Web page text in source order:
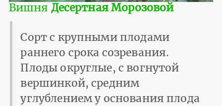
Вишня Десертная Морозовой
Сорт с крупными плодами
раннего срока созревания.
Плоды округлые, с вогнутой
вершинкой, средним
углублением у основания плода